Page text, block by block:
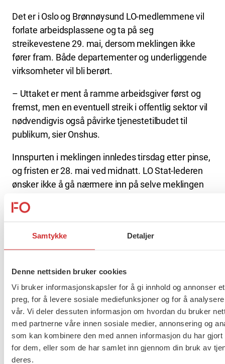
Samtykke Detaljer
Denne nettsiden bruker cookies
Vi bruker informasjonskapsler for å gi innhold og annonser
preg, for å levere sosiale mediefunksjoner og for å
vår. Vi deler dessuten informasjon om hvordan du bruker
med partnerne våre innen sosiale medier, annonsering og
som kan kombinere den med annen informasjon du har gjort
for dem, eller som de har samlet inn gjennom din bruk av
deres.
Det er i Oslo og Brønnøysund LO-medlemmene vil
forlate arbeidsplassene og ta på seg
streikevestene 29. mai, dersom meklingen ikke
fører fram. Både departementer og underliggende
virksomheter vil bli berørt.
– Uttaket er ment å ramme arbeidsgiver først og
fremst, men en eventuell streik i offentlig sektor vil
nødvendigvis også påvirke tjenestetilbudet til
publikum, sier Onshus.
Innspurten i meklingen innledes tirsdag etter pinse,
og fristen er 28. mai ved midnatt. LO Stat-lederen
ønsker ikke å gå nærmere inn på selve meklingen
begrenser seg derfor til å konstatere at det blir en
LO-medlemmene som er omfattet av dette varselet
største forbundet i staten. FO har tatt ut seks
medlemmer på tre Nav-kontorer i bydelene
Frogner, St. Hanshaugen og Sagene.
Nyhetsarkiv